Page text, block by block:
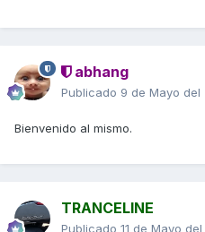
abhang
Publicado 9 de Mayo del
Bienvenido al mismo.
TRANCELINE
Publicado 11 de Mayo del